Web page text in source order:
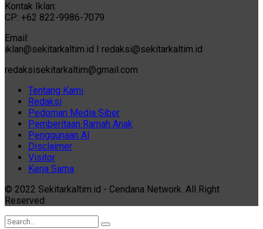
Kontak Iklan:
CP: +62 822-9986-7079
Email:
iklan@sekitarkaltim.id I redaksi@sekitarkaltim.id
redaksisekitarkaltim@gmail.com
Tentang Kami
Redaksi
Pedoman Media Siber
Pemberitaan Ramah Anak
Penggunaan AI
Disclaimer
Visitor
Kerja Sama
© 2022 Sekitarkaltim.id - Cendana Network. All Right
Reserved.